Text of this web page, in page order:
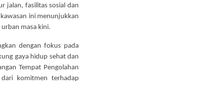
jalan, fasilitas sosial dan
ini menunjukkan
masa kini.
dengan fokus pada
gaya hidup sehat dan
Tempat Pengolahan
komitmen terhadap